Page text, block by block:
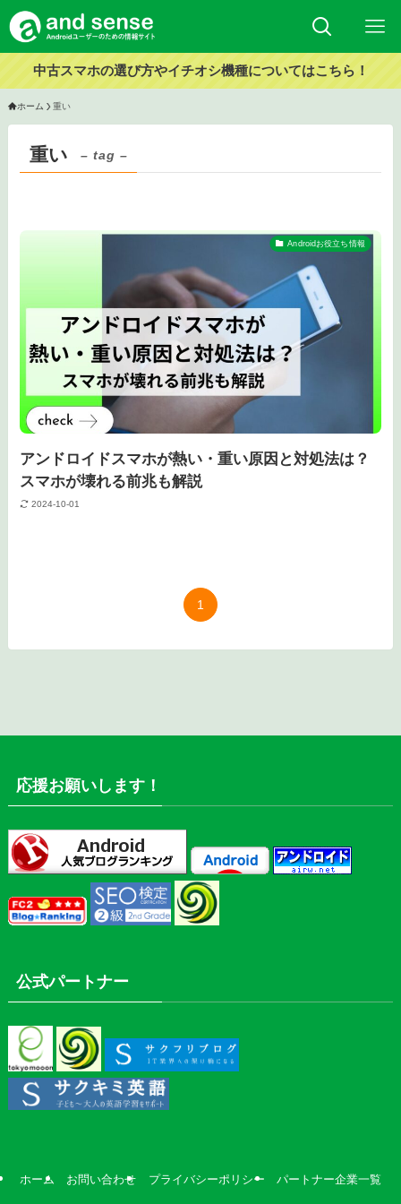
中古スマホの選び方やイチオシ機種についてはこちら！
ホーム 重い
重い – tag –
Androidお役立ち情報
アンドロイドスマホが熱い・重い原因と対処法は？
スマホが壊れる前兆も解説
2024-10-01
1
応援お願いします！
公式パートナー
ホーム お問い合わせ プライバシーポリシー パートナー企業一覧